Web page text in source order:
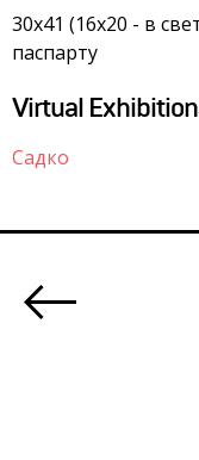
30х41 (16х20 - в
паспарту
Virtual
Садко